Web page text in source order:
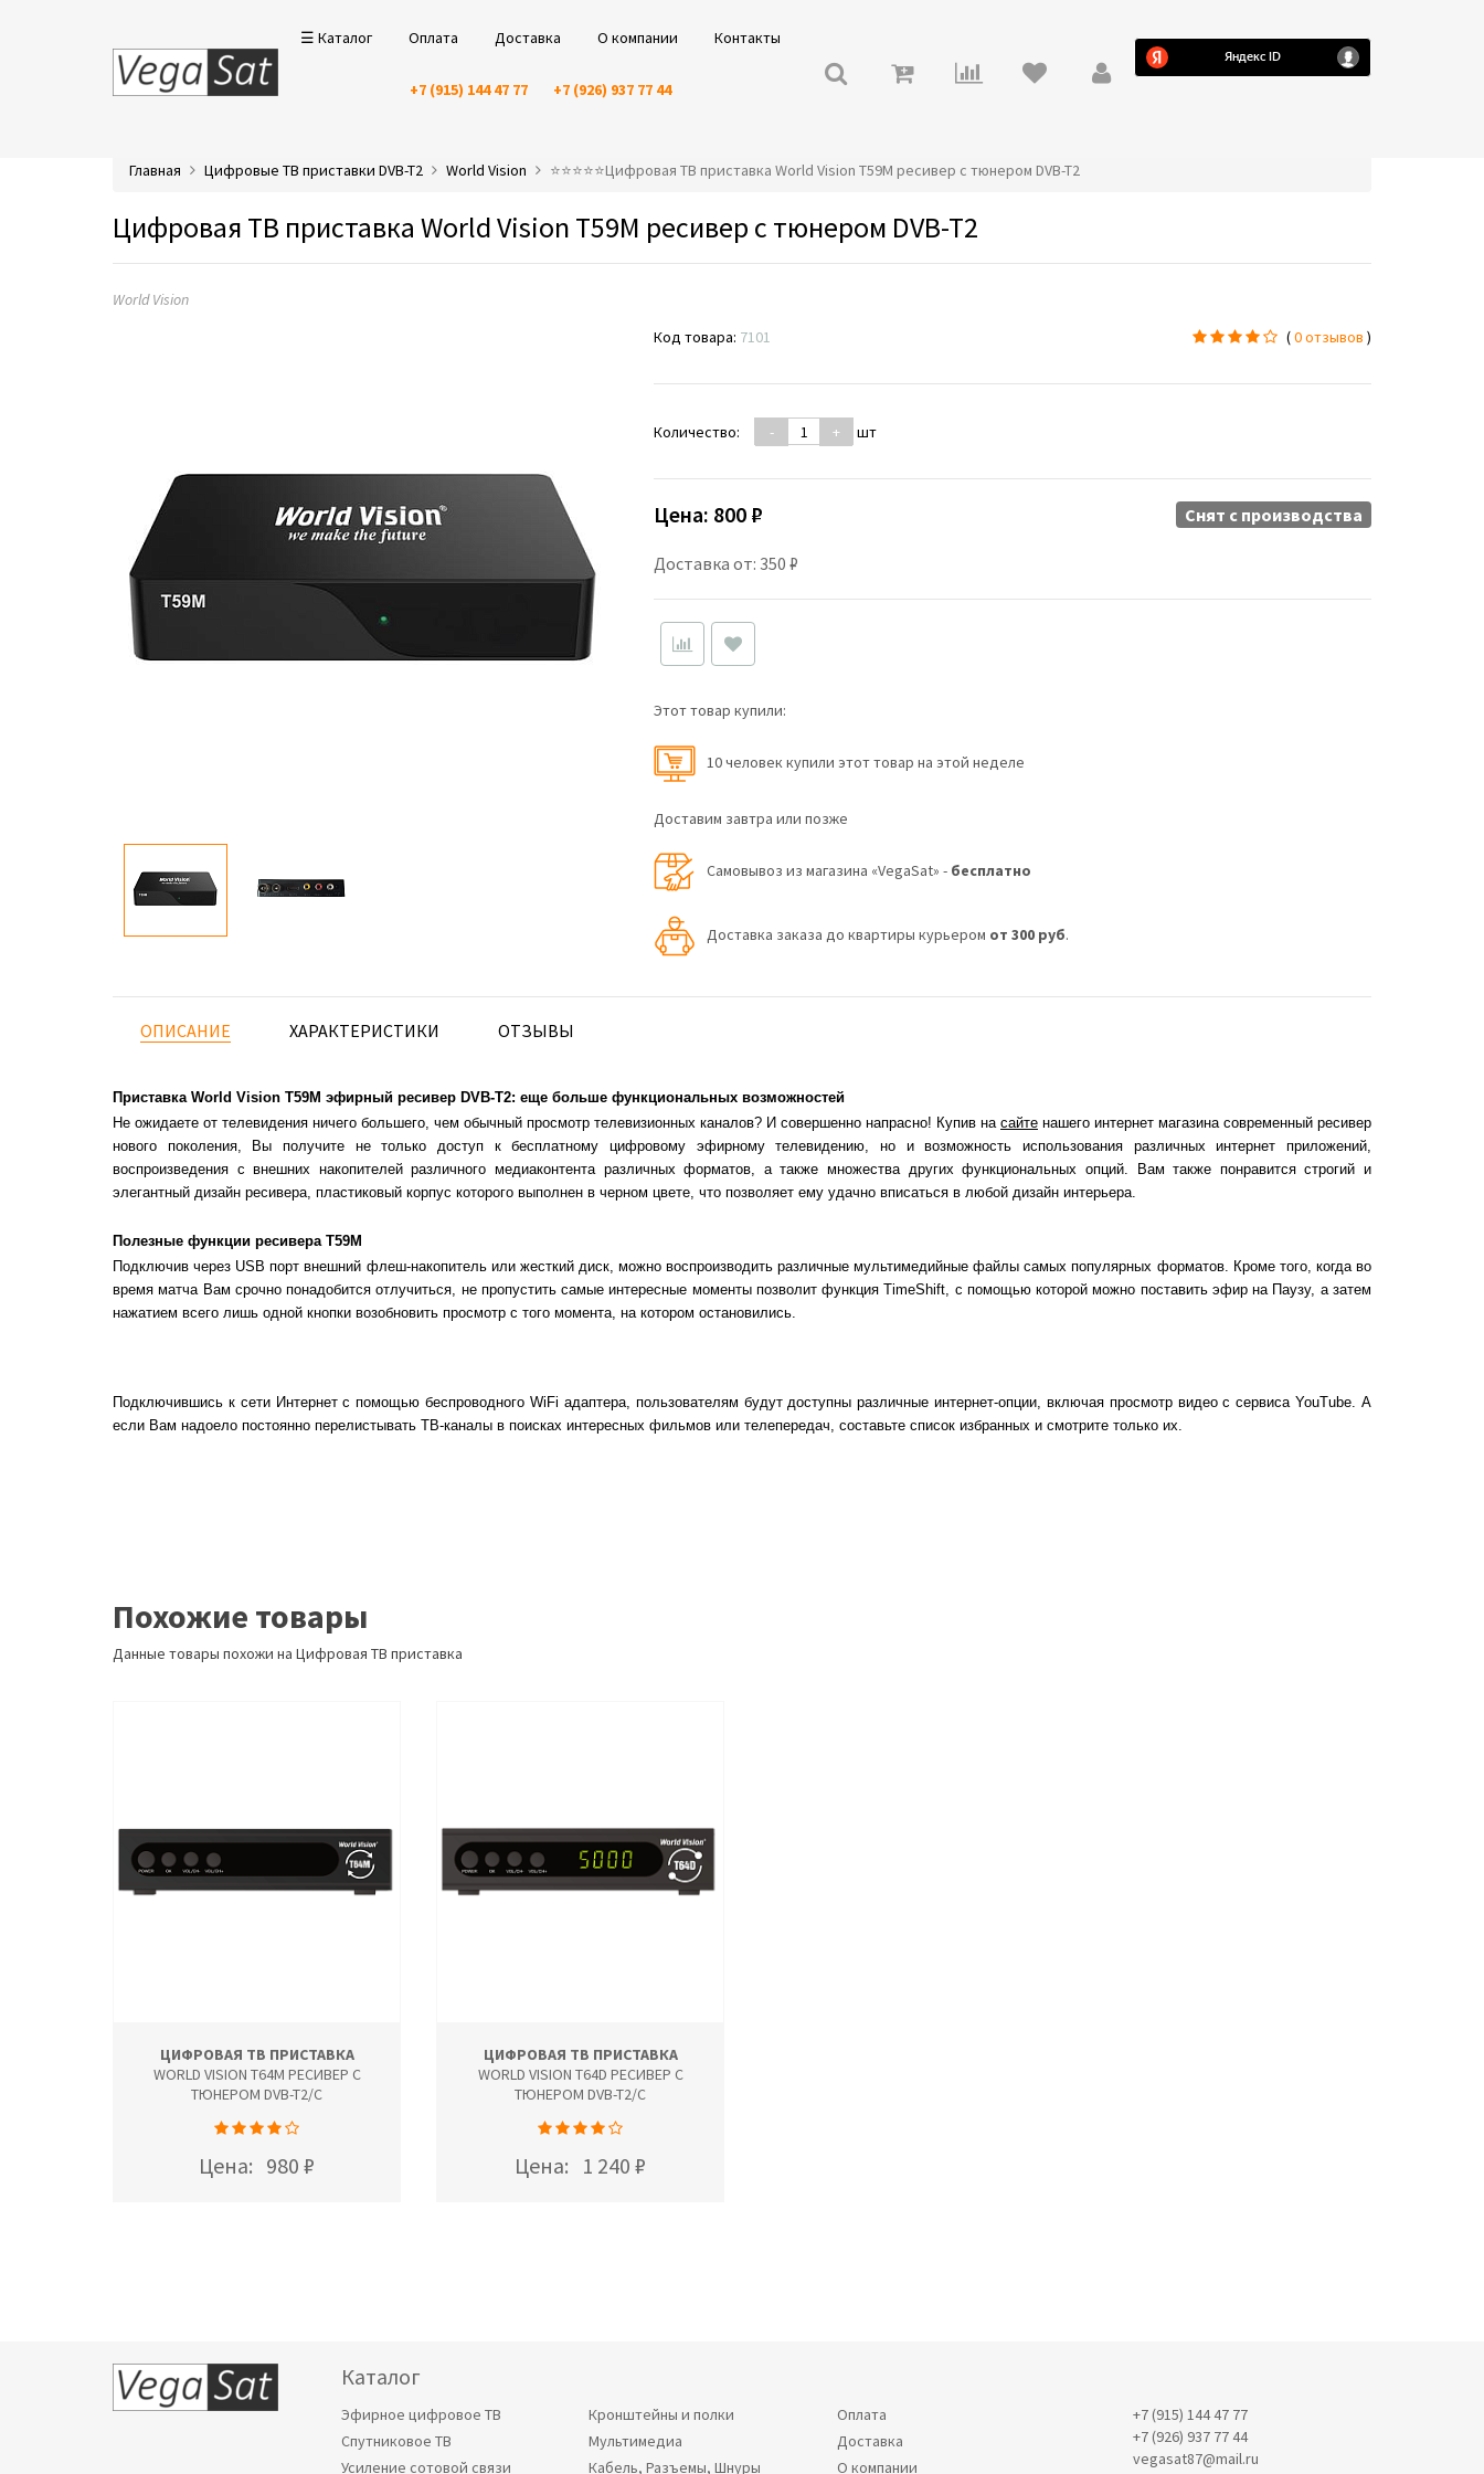
☰ Каталог Оплата Доставка О компании Контакты
+7 (915) 144 47 77 +7 (926) 937 77 44
Главная Цифровые ТВ приставки DVB-T2 World Vision ⭐️⭐️⭐️⭐️⭐️Цифровая ТВ приставка World Vision T59M ресивер с тюнером DVB-T2
Цифровая ТВ приставка World Vision T59M ресивер с тюнером DVB-T2
World Vision
Код товара: 7101 (0 отзывов )
Количество: - + шт
Цена: 800 ₽
Доставка от: 350 ₽
Снят c производства
Этот товар купили:
10 человек купили этот товар на этой неделе
Доставим завтра или позже
Самовывоз из магазина «VegaSat» - бесплатно
Доставка заказа до квартиры курьером от 300 руб.
ОПИСАНИЕ ХАРАКТЕРИСТИКИ ОТЗЫВЫ
Приставка World Vision Т59М эфирный ресивер DVB-T2: еще больше функциональных возможностей
Не ожидаете от телевидения ничего большего, чем обычный просмотр телевизионных каналов? И совершенно напрасно! Купив на сайте нашего интернет магазина современный ресивер
нового поколения, Вы получите не только доступ к бесплатному цифровому эфирному телевидению, но и возможность использования различных интернет приложений,
воспроизведения с внешних накопителей различного медиаконтента различных форматов, а также множества других функциональных опций. Вам также понравится строгий и
элегантный дизайн ресивера, пластиковый корпус которого выполнен в черном цвете, что позволяет ему удачно вписаться в любой дизайн интерьера.
Полезные функции ресивера T59М
Подключив через USB порт внешний флеш-накопитель или жесткий диск, можно воспроизводить различные мультимедийные файлы самых популярных форматов. Кроме того, когда во
время матча Вам срочно понадобится отлучиться, не пропустить самые интересные моменты позволит функция TimeShift, с помощью которой можно поставить эфир на Паузу, а затем
нажатием всего лишь одной кнопки возобновить просмотр с того момента, на котором остановились.
Подключившись к сети Интернет с помощью беспроводного WiFi адаптера, пользователям будут доступны различные интернет-опции, включая просмотр видео с сервиса YouTube. А
если Вам надоело постоянно перелистывать ТВ-каналы в поисках интересных фильмов или телепередач, составьте список избранных и смотрите только их.
Похожие товары
Данные товары похожи на Цифровая ТВ приставка
ЦИФРОВАЯ ТВ ПРИСТАВКА
WORLD VISION T64M РЕСИВЕР С
ТЮНЕРОМ DVB-T2/C
Цена: 980 ₽
ЦИФРОВАЯ ТВ ПРИСТАВКА
WORLD VISION T64D РЕСИВЕР С
ТЮНЕРОМ DVB-T2/C
Цена: 1 240 ₽
Каталог
Эфирное цифровое ТВ
Спутниковое ТВ
Усиление сотовой связи
Кронштейны и полки
Мультимедиа
Кабель, Разъемы, Шнуры
Оплата
Доставка
О компании
+7 (915) 144 47 77
+7 (926) 937 77 44
vegasat87@mail.ru